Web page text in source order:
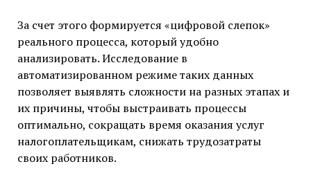
За счет этого формируется «цифровой слепок»
реального процесса, который удобно
анализировать. Исследование в
автоматизированном режиме таких данных
позволяет выявлять сложности на разных этапах и
их причины, чтобы выстраивать процессы
оптимально, сокращать время оказания услуг
налогоплательщикам, снижать трудозатраты
своих работников.